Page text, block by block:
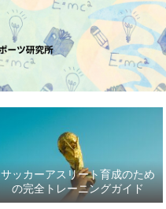
サッカーアスリート育成のため
の完全トレーニングガイド